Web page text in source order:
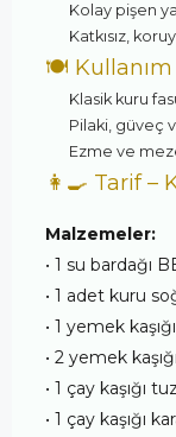
Kolay pişen
Katkısız,
🍽️ Kullanım
Klasik kuru
Pilaki, güveç
Ezme ve
👩‍🍳 Tarif –
Malzemeler:
• 1 su bardağı
• 1 adet kuru
• 1 yemek
• 2 yemek
• 1 çay kaşığı tuz
• 1 çay kaşığı